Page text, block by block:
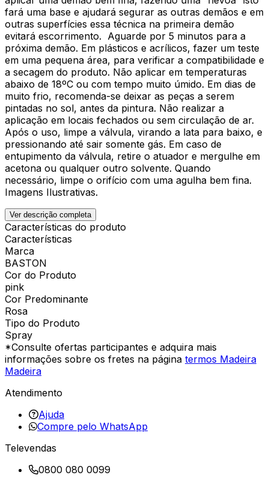
fará uma base e ajudará segurar as outras demãos e em
outras superfícies essa técnica na primeira demão
evitará escorrimento. Aguarde por 5 minutos para a
próxima demão. Em plásticos e acrílicos, fazer um teste
em uma pequena área, para verificar a compatibilidade e
a secagem do produto. Não aplicar em temperaturas
abaixo de 18ºC ou com tempo muito úmido. Em dias de
muito frio, recomenda-se deixar as peças a serem
pintadas no sol, antes da pintura. Não realizar a
aplicação em locais fechados ou sem circulação de ar.
Após o uso, limpe a válvula, virando a lata para baixo, e
pressionando até sair somente gás. Em caso de
entupimento da válvula, retire o atuador e mergulhe em
acetona ou qualquer outro solvente. Quando
necessário, limpe o orifício com uma agulha bem fina.
Imagens Ilustrativas.
Ver descrição completa
Características do produto
Características
Marca
BASTON
Cor do Produto
pink
Cor Predominante
Rosa
Tipo do Produto
Spray
*Consulte ofertas participantes e adquira mais
informações sobre os fretes na página termos Madeira
Madeira
Atendimento
Ajuda
Compre pelo WhatsApp
Televendas
0800 080 0099